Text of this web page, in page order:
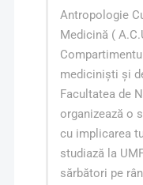
Antropologie
Medicină (
mediciniști și
Facultatea de
organizează o
cu implicarea
studiază la
sărbători pe